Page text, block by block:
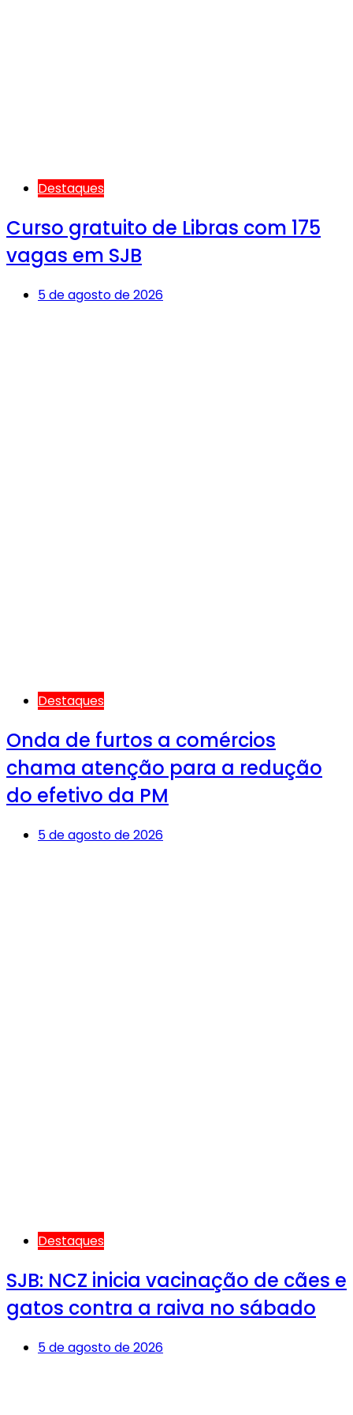
Destaques
Curso gratuito de Libras com 175
vagas em SJB
5 de agosto de 2026
Destaques
Onda de furtos a comércios
chama atenção para a redução
do efetivo da PM
5 de agosto de 2026
Destaques
SJB: NCZ inicia vacinação de cães e
gatos contra a raiva no sábado
5 de agosto de 2026